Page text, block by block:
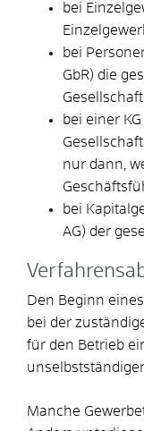
bei
bei
GbR) die
bei einer
nur dann,
bei
AG) der
Den Beginn
bei der
für den Betrieb
Manche